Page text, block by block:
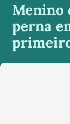
Menino
perna